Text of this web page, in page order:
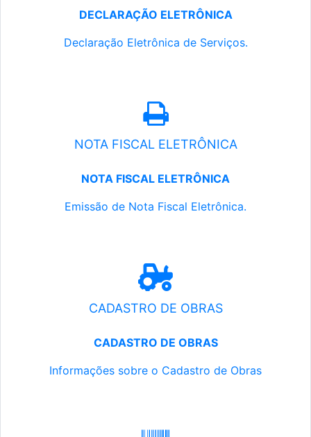
DECLARAÇÃO ELETRÔNICA
Declaração Eletrônica de Serviços.
NOTA FISCAL ELETRÔNICA
NOTA FISCAL ELETRÔNICA
Emissão de Nota Fiscal Eletrônica.
CADASTRO DE OBRAS
CADASTRO DE OBRAS
Informações sobre o Cadastro de Obras